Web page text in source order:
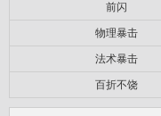
前闪
物理暴击
法术暴击
百折不饶